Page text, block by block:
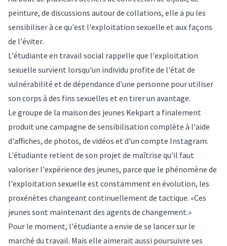
peinture, de discussions autour de collations, elle a pu les
sensibiliser à ce qu'est l'exploitation sexuelle et aux façons
de l'éviter.
L'étudiante en travail social rappelle que l'exploitation
sexuelle survient lorsqu'un individu profite de l'état de
vulnérabilité et de dépendance d'une personne pour utiliser
son corps à des fins sexuelles et en tirer un avantage.
Le groupe de la maison des jeunes Kekpart a finalement
produit une campagne de sensibilisation complète à l'aide
d'affiches, de photos, de vidéos et d'un compte Instagram.
L'étudiante retient de son projet de maîtrise qu'il faut
valoriser l'expérience des jeunes, parce que le phénomène de
l'exploitation sexuelle est constamment en évolution, les
proxénètes changeant continuellement de tactique. «Ces
jeunes sont maintenant des agents de changement.»
Pour le moment, l'étudiante a envie de se lancer sur le
marché du travail. Mais elle aimerait aussi poursuivre ses